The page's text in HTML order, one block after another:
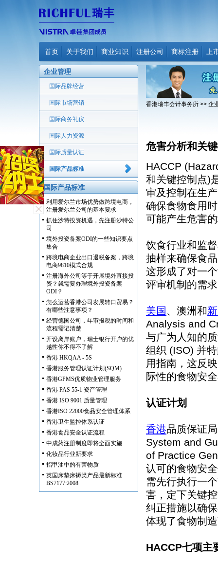
首页 关于我们 商业知识 注册公司 商标注册 上
企业管理
国际品牌经营
国际市场营销
国际商务礼仪
国际人力资源
国际质量认证
国际产品标准
国际产品标准
利用爱尔兰市场优势做跨境电商，
注册爱尔兰公司的基本要求
抓住沙特投资机遇，先注册沙特公
司
境外投资备案ODI的一些知识要点
集合
跨境电商企业出口退税备案，跨境
电商9810模式合规
注册海外公司等于开展境外直接投
资？就需要办理境外投资备案
ODI？
怎么运营香港公司发展转口贸易？
有哪些注意事项？
经营德国公司，年审报税的时间和
流程需记清楚
开设离岸账户，瑞士银行开户的优
越性你不得不了解
香港 HKQAA - 5S
香港服务管理认证计划(SQM)
香港GPMS优质物业管理服务
香港 PAS 55-1 资产管理
香港 ISO 9001 质量管理
香港ISO 22000食品安全管理体系
香港卫生监控体系认证
香港食品安全认证流程
中成药注册制度即将全面实施
化妆品行业新要求
指甲油中的有害物质
英国床垫床褥类产品最新标准
BS7177:2008
香港瑞丰会计事务所 >> 企
危害分析和关
HACCP
和关键控制点)
审及控制在生
确保食物食用
可能产生危害
饮食行业和监
抽样来确保食
这形成了对一
评审机制的需
美国 、澳洲和
Analysis and
与广为人知的
组织 (ISO) 并
用指南，这反
际性的食物安
认证计划
香港品质保证
System and
of Practice
认可的食物安
需先行执行一
害，定下关键
纠正措施以确
体现了食物制
HACCP七项主